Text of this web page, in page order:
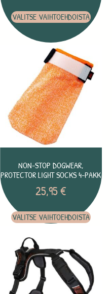
VALITSE VAIHTOEHDOISTA
NON-STOP DOGWEAR,
PROTECTOR LIGHT SOCKS 4-PAKK
25,95€
VALITSE VAIHTOEHDOISTA